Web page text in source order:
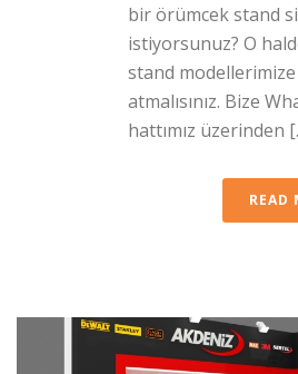
bir örümcek stand
istiyorsunuz? O
stand
atmalısınız. Bize
hattımız üzerinden
READ